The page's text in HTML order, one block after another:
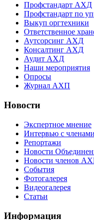
Профстандарт АХД
Профстандарт по
Выкуп оргтехники
Ответственное
Аутсорсинг АХД
Консалтинг АХД
Аудит АХД
Наши мероприятия
Опросы
Журнал АХП
Новости
Экспертное мнение
Интервью с
Репортажи
Новости
Новости членов
События
Фотогалерея
Видеогалерея
Статьи
Информация